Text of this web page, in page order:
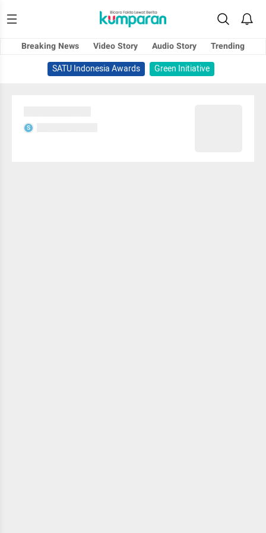
Breaking News Video Story Audio Story
Trending
SATU Indonesia Awards
Green Initiative
S